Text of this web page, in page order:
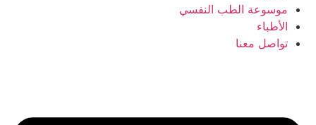
موسوعة الطب النفسي
الأطباء
تواصل معنا